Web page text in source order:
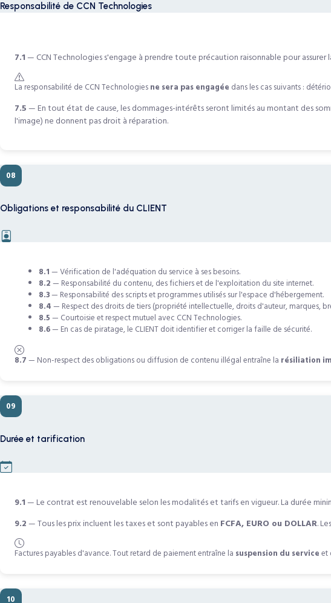
Responsabilité de CCN Technologies
7.1— CCN Technologies s'engage à prendre toute précaution raisonnable pour
La responsabilité de CCN Technologiesne sera pas engagée dans les cas suivants :
7.5— En tout état de cause, les dommages-intérêts seront limités au montant des
l'image) ne donnent pas droit à réparation.
08
Obligations et responsabilité du CLIENT
8.1— Vérification de l'adéquation du service à ses besoins.
8.2— Responsabilité du contenu, des fichiers et de l'exploitation du site internet.
8.3— Responsabilité des scripts et programmes utilisés sur l'espace d'hébergement.
8.4— Respect des droits de tiers (propriété intellectuelle, droits d'auteur, marques,
8.5— Courtoisie et respect mutuel avec CCN Technologies.
8.6— En cas de piratage, le CLIENT doit identifier et corriger la faille de sécurité.
8.7— Non-respect des obligations ou diffusion de contenu illégal entraîne la résiliation
09
Durée et tarification
9.1— Le contrat est renouvelable selon les modalités et tarifs en vigueur. La durée
9.2— Tous les prix incluent les taxes et sont payables en FCFA, EURO ou DOLLAR.
Factures payables d'avance. Tout retard de paiement entraîne la suspension du serviceet
10